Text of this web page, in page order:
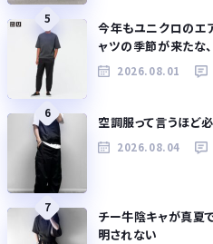
5
今年もユニクロのエ
ャツの季節が来たな
2026.08.01
6
空調服って言うほど
2026.08.04
7
チー牛陰キャが真夏
明されない